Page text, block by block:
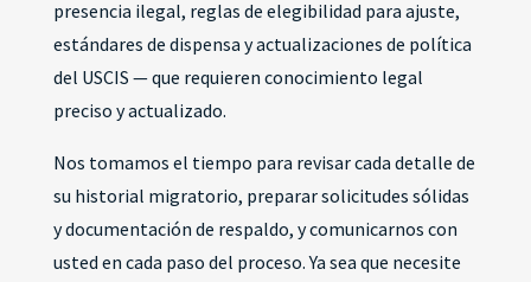
presencia ilegal, reglas de elegibilidad para ajuste,
estándares de dispensa y actualizaciones de política
del USCIS — que requieren conocimiento legal
preciso y actualizado.
Nos tomamos el tiempo para revisar cada detalle de
su historial migratorio, preparar solicitudes sólidas
y documentación de respaldo, y comunicarnos con
usted en cada paso del proceso. Ya sea que necesite